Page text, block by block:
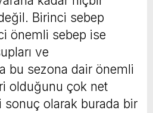
Birinci sebep
önemli sebep ise
ve
bu sezona dair önemli
olduğunu çok net
sonuç olarak burada bir